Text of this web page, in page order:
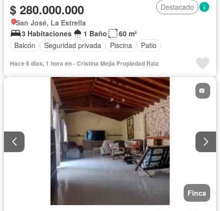
$ 280.000.000
Destacado
San José, La Estrella
3 Habitaciones
1 Baño
60 m²
Balcón
Seguridad privada Piscina Patio
Hace 6 días, 1 hora en - Cristina Mejía Propiedad Raiz
Finca